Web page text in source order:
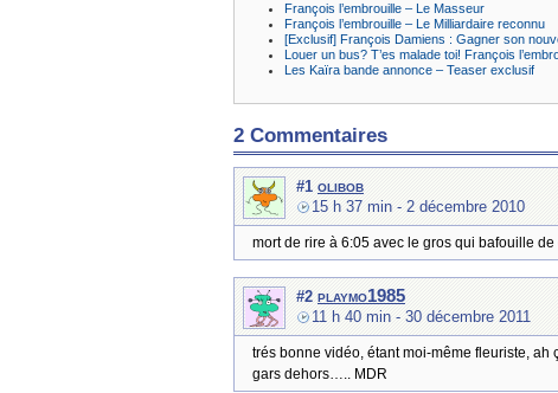
François l’embrouille – Le Masseur
François l’embrouille – Le Milliardaire reconnu
[Exclusif] François Damiens : Gagner son
Louer un bus? T’es malade toi! François
Les Kaïra bande annonce – Teaser exclusif
2 Commentaires
#1 olibob
15 h 37 min - 2 décembre 2010
mort de rire à 6:05 avec le gros qui bafouille de
#2 playmo1985
11 h 40 min - 30 décembre 2011
trés bonne vidéo, étant moi-même fleuriste, ah
gars dehors….. MDR